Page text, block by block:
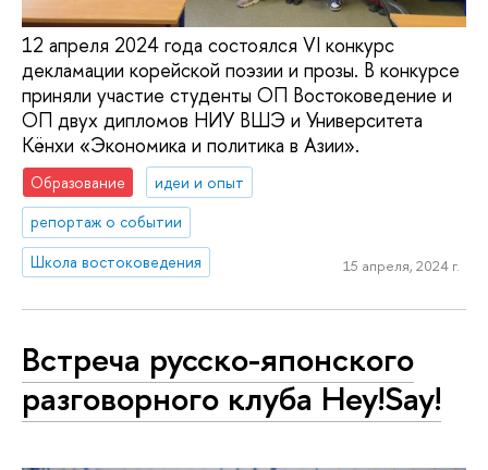
12 апреля 2024 года состоялся VI конкурс
декламации корейской поэзии и прозы. В конкурсе
приняли участие студенты ОП Востоковедение и
ОП двух дипломов НИУ ВШЭ и Университета
Кёнхи «Экономика и политика в Азии».
Образование
идеи и опыт
репортаж о событии
Школа востоковедения
15 апреля, 2024 г.
Встреча русско-японского
разговорного клуба Hey!Say!